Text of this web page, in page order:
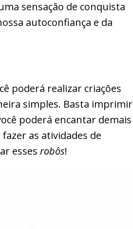
sensação de conquista
autoconfiança e da
poderá realizar criações
simples. Basta imprimir
poderá encantar demais
as atividades de
esses robôs!